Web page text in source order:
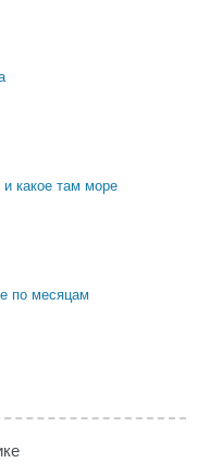
и какое там море
по месяцам